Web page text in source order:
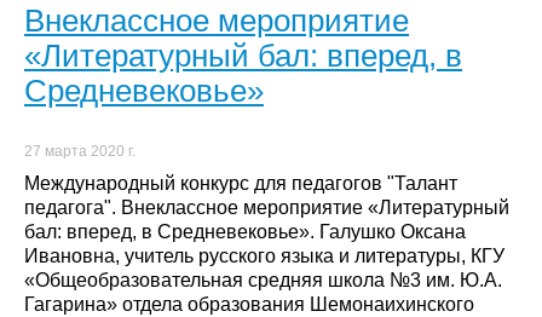
Внеклассное мероприятие
«Литературный бал: вперед, в
Средневековье»
27 марта 2020 г.
Международный конкурс для педагогов "Талант
педагога". Внеклассное мероприятие «Литературный
бал: вперед, в Средневековье». Галушко Оксана
Ивановна, учитель русского языка и литературы, КГУ
«Общеобразовательная средняя школа №3 им. Ю.А.
Гагарина» отдела образования Шемонаихинского